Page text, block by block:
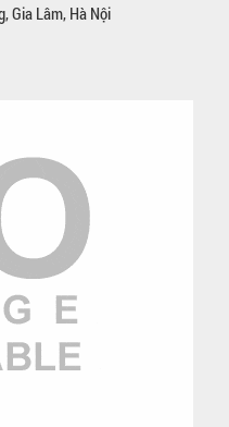
Gia Lâm, Hà Nội